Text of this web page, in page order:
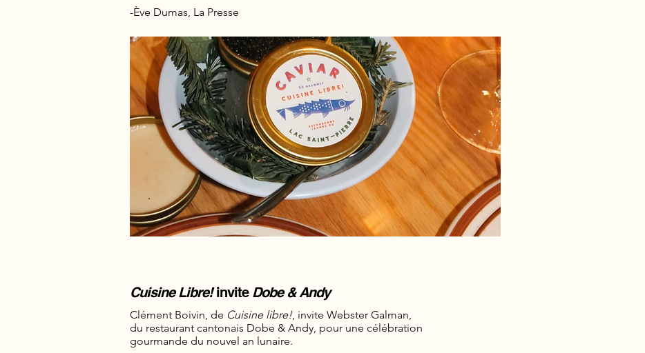
-Ève Dumas, La Presse
Cuisine Libre!invite Dobe & Andy
Clément Boivin, de Cuisine libre!, invite Webster Galman,
du restaurant cantonais Dobe & Andy, pour une célébration
gourmande du nouvel an lunaire.